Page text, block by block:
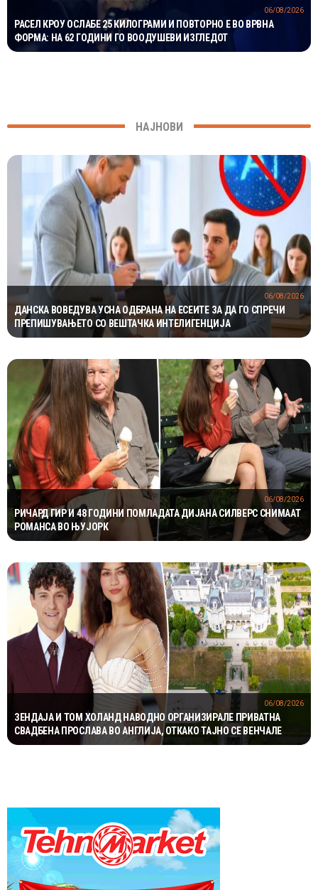
РАСЕЛ КРОУ ОСЛАБЕ 25 КИЛОГРАМИ И ПОВТОРНО Е ВО ВРВНА
ФОРМА: НА 62 ГОДИНИ ГО ВООДУШЕВИ ИЗГЛЕДОТ
06/08/2026
НАЈНОВИ
ДАНСКА ВОВЕДУВА УСНА ОДБРАНА НА ЕСЕИТЕ ЗА ДА ГО СПРЕЧИ
ПРЕПИШУВАЊЕТО СО ВЕШТАЧКА ИНТЕЛИГЕНЦИЈА
06/08/2026
РИЧАРД ГИР И 48 ГОДИНИ ПОМЛАДАТА ДИЈАНА СИЛВЕРС СНИМААТ
РОМАНСА ВО ЊУЈОРК
06/08/2026
ЗЕНДАЈА И ТОМ ХОЛАНД НАВОДНО ОРГАНИЗИРАЛЕ ПРИВАТНА
СВАДБЕНА ПРОСЛАВА ВО АНГЛИЈА, ОТКАКО ТАЈНО СЕ ВЕНЧАЛЕ
06/08/2026